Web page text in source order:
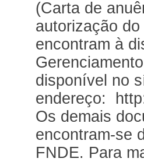
(Carta de
autorização
encontram à
disponível no
endereço:
Os demais
encontram-se
FNDE. Para